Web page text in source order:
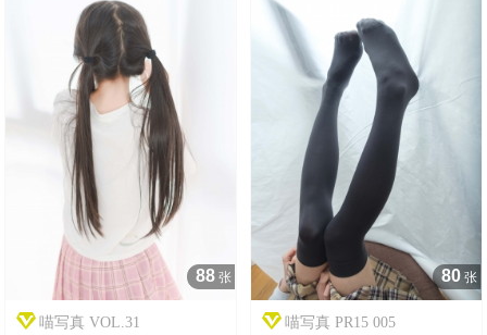
88 张
喵写真 VOL.31
80 张
喵写真 PR15 005